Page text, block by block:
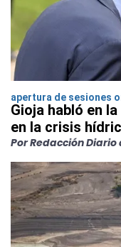
apertura de sesiones
Gioja habló en
en la crisis
Por Redacción Diario